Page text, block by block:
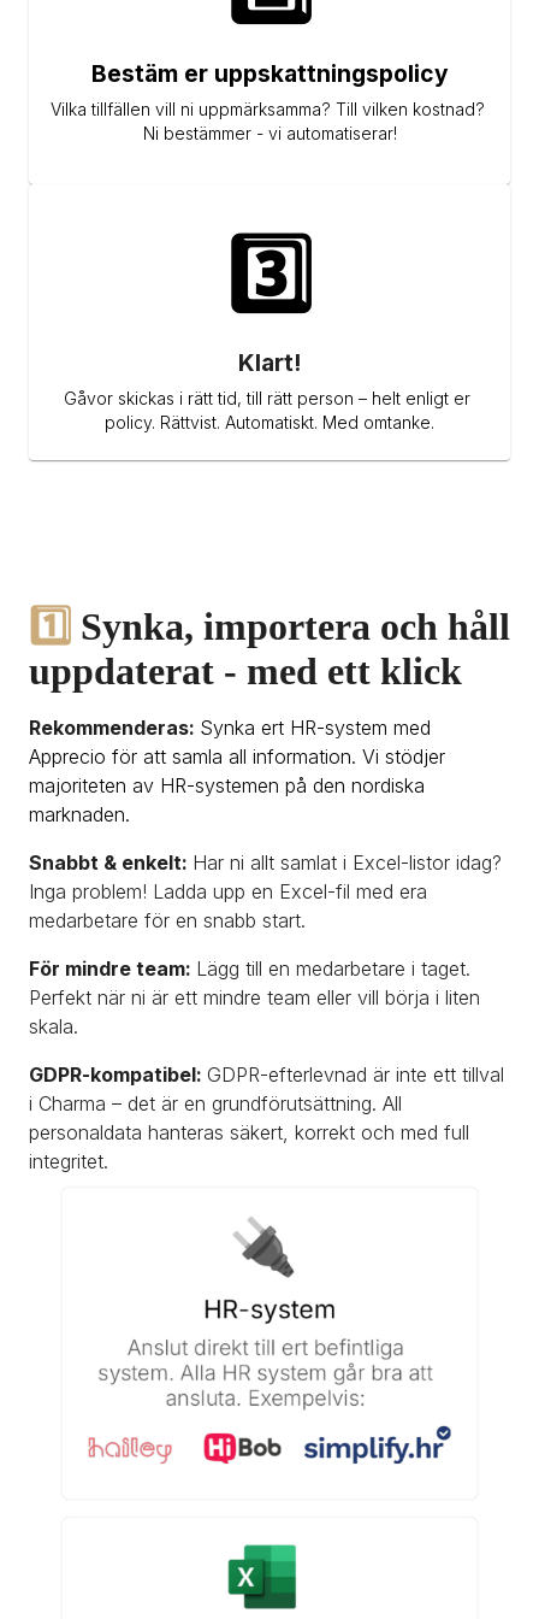
Bestäm er uppskattningspolicy
Vilka tillfällen vill ni uppmärksamma? Till vilken kostnad?
Ni bestämmer - vi automatiserar!
3️⃣
Klart!
Gåvor skickas i rätt tid, till rätt person – helt enligt er
policy. Rättvist. Automatiskt. Med omtanke.
1️⃣ Synka, importera och håll
uppdaterat - med ett klick
Rekommenderas: Synka ert HR-system med
Apprecio för att samla all information. Vi stödjer
majoriteten av HR-systemen på den nordiska
marknaden.
Snabbt & enkelt: Har ni allt samlat i Excel-listor idag?
Inga problem! Ladda upp en Excel-fil med era
medarbetare för en snabb start.
För mindre team: Lägg till en medarbetare i taget.
Perfekt när ni är ett mindre team eller vill börja i liten
skala.
GDPR-kompatibel: GDPR-efterlevnad är inte ett tillval
i Charma – det är en grundförutsättning. All
personaldata hanteras säkert, korrekt och med full
integritet.